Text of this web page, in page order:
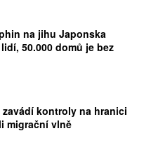
na jihu Japonska
50.000 domů je bez
zavádí kontroly na hranici
migrační vlně